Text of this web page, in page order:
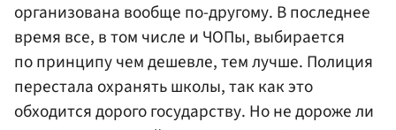
организована вообще по-другому. В последнее
время все, в том числе и ЧОПы, выбирается
по принципу чем дешевле, тем лучше. Полиция
перестала охранять школы, так как это
обходится дорого государству. Но не дороже ли